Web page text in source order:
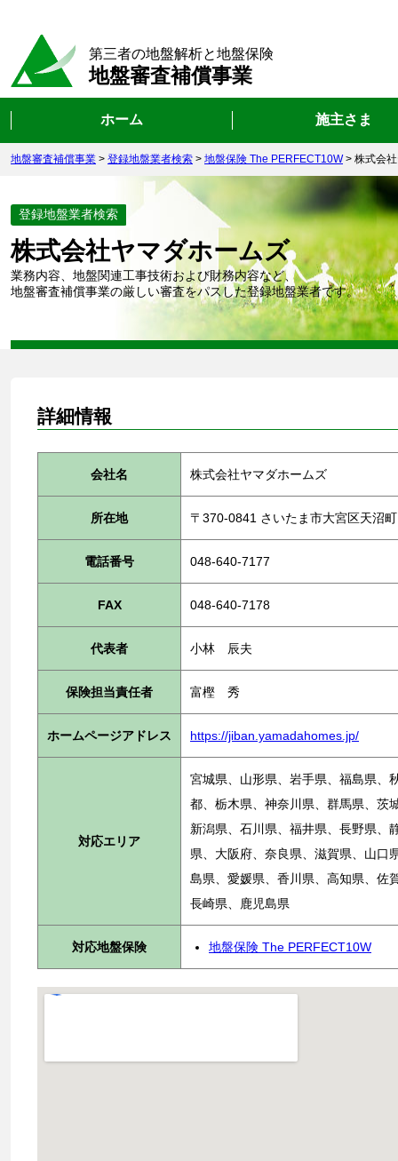
第三者の地盤解析と地盤保険
地盤審査補償事業
ホーム 施主さま
地盤審査補償事業 > 登録地盤業者検索 > 地盤保険 The PERFECT10W> 株式会
登録地盤業者検索
株式会社ヤマダホームズ
業務内容、地盤関連工事技術および財務内容など、
地盤審査補償事業の厳しい審査をパスした登録地盤業者です。
詳細情報
会社名 株式会社ヤマダホームズ
所在地 〒370-0841 さいたま市大宮区天沼
電話番号 048-640-7177
FAX 048-640-7178
代表者 小林 辰夫
保険担当責任者 富樫 秀
ホームページアドレス https://jiban.yamadahomes.jp/
対応エリア
宮城県、山形県、岩手県、福島県、
都、栃木県、神奈川県、群馬県、茨
新潟県、石川県、福井県、長野県、
県、大阪府、奈良県、滋賀県、山口
島県、愛媛県、香川県、高知県、佐
長崎県、鹿児島県
対応地盤保険 地盤保険 The PERFECT10W